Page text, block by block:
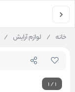
خانه / لوازم آرایش /
1/1